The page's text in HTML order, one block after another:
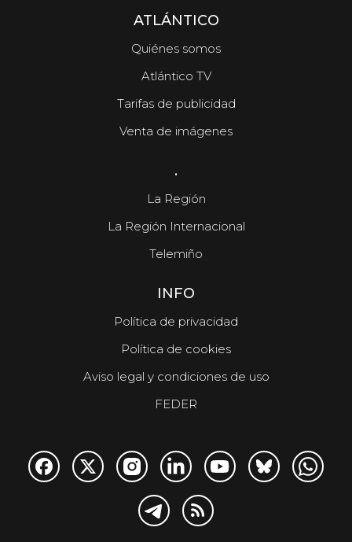
ATLÁNTICO
Quiénes somos
Atlántico TV
Tarifas de publicidad
Venta de imágenes
.
La Región
La Región Internacional
Telemiño
INFO
Política de privacidad
Política de cookies
Aviso legal y condiciones de uso
FEDER